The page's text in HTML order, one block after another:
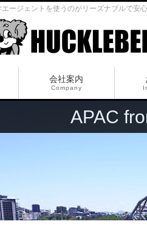
ージェントを使うのがリーズナブルで安
会社案内
Company
APAC